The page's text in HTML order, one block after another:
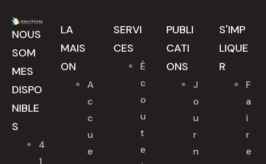
NOUS
SOM
MES
DISPO
NIBLE
S
4
LA
MAIS
ON
A
c
c
u
e
SERVI
CES
É
c
o
u
t
e
PUBLI
CATI
ONS
J
o
u
r
n
S'IMP
LIQUE
R
F
a
i
r
e